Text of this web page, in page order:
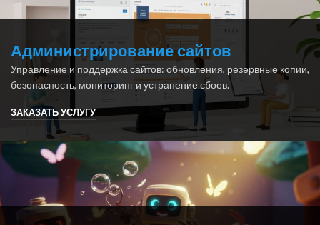
Администрирование сайтов
Управление и поддержка сайтов: обновления, резервные копии,
безопасность, мониторинг и устранение сбоев.
ЗАКАЗАТЬ УСЛУГУ